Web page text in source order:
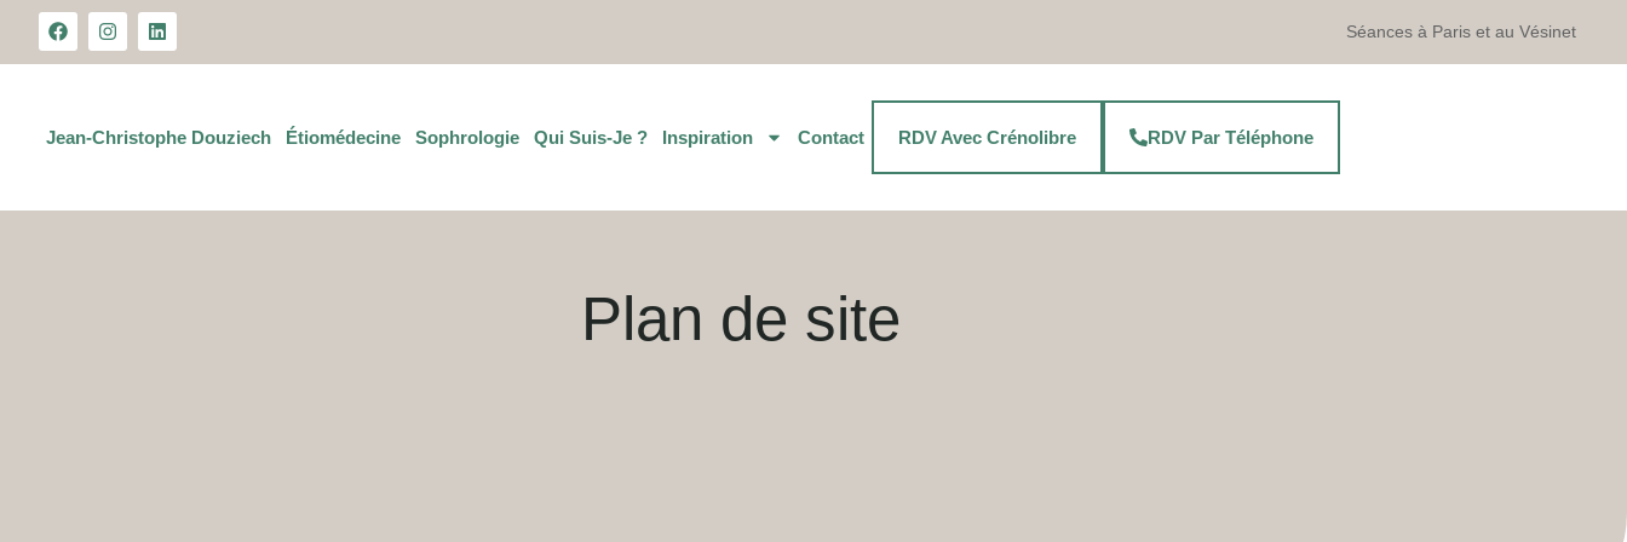
principal
Séances à Paris et au Vésinet
Jean-Christophe Douziech Étiomédecine Sophrologie Qui Suis-Je ? Inspiration Contact RDV Avec Crénolibre RDV Par Téléphone
Plan de site